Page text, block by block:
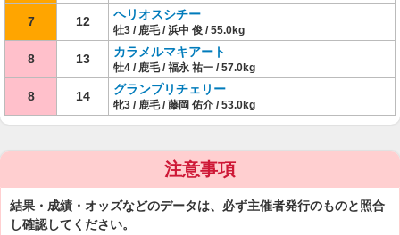
7 12 ヘリオスシチー
牡3 / 鹿毛 / 浜中 俊 / 55.0kg
8 13 カラメルマキアート
牡4 / 鹿毛 / 福永 祐一 / 57.0kg
8 14 グランプリチェリー
牝3 / 鹿毛 / 藤岡 佑介 / 53.0kg
注意事項
結果・成績・オッズなどのデータは、必ず主催者発行のものと照合
し確認してください。